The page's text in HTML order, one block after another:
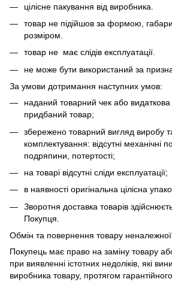
цілісне пакування від виробника.
товар не підійшов за формою,
розміром.
товар не має слідів експлуатації.
не може бути використаний за
За умови дотримання наступних умов:
наданий товарний чек або
придбаний товар;
збережено товарний вигляд виробу
комплектування: відсутні механічні
подряпини, потертості;
на товарі відсутні сліди експлуатації;
в наявності оригінальна цілісна
Зворотня доставка товарів
Покупця.
Обмін та повернення товару неналежної
Покупець має право на заміну товару
при виявленні істотних недоліків, які
виробника товару, протягом